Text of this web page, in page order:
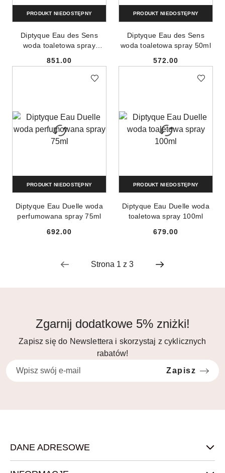
Diptyque Eau des Sens
woda toaletowa spray
Cena:
851.00
PRODUKT NIEDOSTĘPNY
Diptyque Eau des Sens
woda toaletowa spray 50ml
Cena:
572.00
PRODUKT NIEDOSTĘPNY
Diptyque Eau Duelle woda
perfumowana spray 75ml
Cena:
692.00
PRODUKT NIEDOSTĘPNY
Diptyque Eau Duelle woda
toaletowa spray 100ml
Cena:
679.00
PRODUKT NIEDOSTĘPNY
Zgarnij dodatkowe 5% zniżki!
Zapisz się do Newslettera i skorzystaj z cyklicznych
rabatów!
Zapisz
DANE ADRESOWE